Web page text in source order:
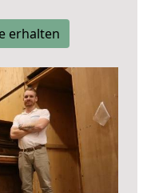
erhalten